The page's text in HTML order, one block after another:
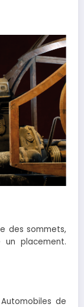
des sommets,
placement.
de